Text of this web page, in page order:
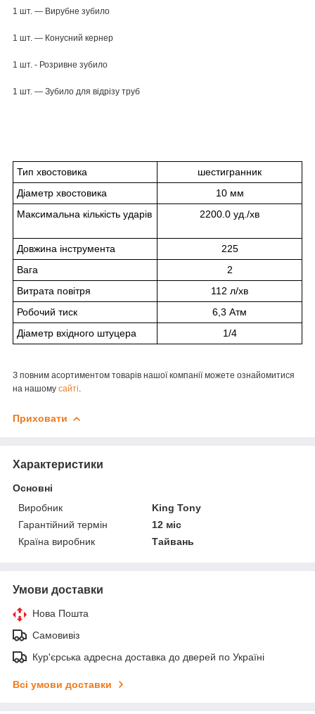
1 шт. — Вирубне зубило
1 шт. — Конусний кернер
1 шт. - Розривне зубило
1 шт. — Зубило для відрізу труб
Тип хвостовика
шестигранник
Діаметр хвостовика
10 мм
Максимальна кількість ударів
2200.0 уд./хв
Довжина інструмента
225
Вага
2
Витрата повітря
112 л/хв
Робочий тиск
6,3 Атм
Діаметр вхідного штуцера
1/4
З повним асортиментом товарів нашої компанії можете ознайомитися
на нашому сайті
Приховати
Характеристики
Основні
Виробник
King Tony
Гарантійний термін
12 міс
Країна виробник
Тайвань
Умови доставки
Нова Пошта
Самовивіз
Кур'єрська адресна доставка до дверей по Україні
Всі умови доставки